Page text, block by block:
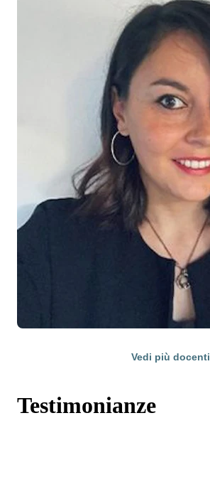
Vedi più docenti
Testimonianze